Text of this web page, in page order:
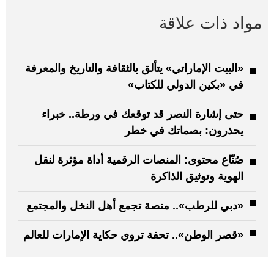
مواد ذات علاقة
«البيت الإماراتي» يتألق بالثقافة والتاريخ والمعرفة
في «بكين الدولي للكتاب»
حتى إشارة النصر قد توقعك في ورطة.. خبراء
يحذرون: بصماتك في خطر
صُنّاع محتوى: المنصات الرقمية أداة مؤثرة لنقل
الهوية وتوثيق الذاكرة
«دبي للرطب».. منصة تجمع أهل النخل والمجتمع
«قصر الوطن».. تحفة تروي حكاية الإمارات للعالم